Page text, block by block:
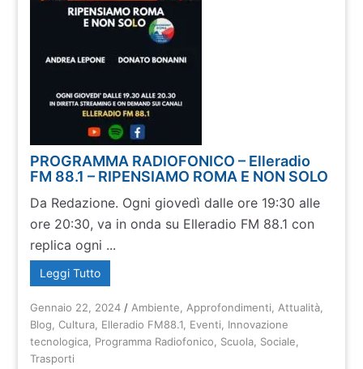
PROGRAMMA RADIOFONICO – Elleradio
FM 88.1 – RIPENSIAMO ROMA E NON SOLO
Da Redazione. Ogni giovedì dalle ore 19:30 alle
ore 20:30, va in onda su Elleradio FM 88.1 con
replica ogni ...
Leggi Tutto
Gennaio 22, 2024 / Ambiente Approfondimenti Attualità
Blog ,Cultura Elleradio FM88.1 Eventi
Innovazione
tecnologica Programma Radiofonico Scuola Sociale
Trasporti